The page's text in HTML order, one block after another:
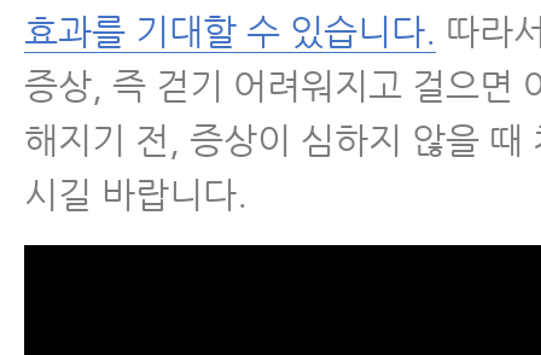
- 허리협착증증세 완화에 도움 되
4주간 꾸준히 하면 증상이 완화됩
- 척추협착증운동 – 둔근(엉덩이
칭
- 척추관협착증 증상 완화에 좋은
효과를 기대할 수 있습니다. 따라
증상, 즉 걷기 어려워지고 걸으면
해지기 전, 증상이 심하지 않을 때
시길 바랍니다.